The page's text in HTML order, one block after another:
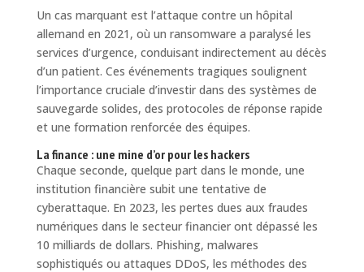
Un cas marquant est l’attaque contre un hôpital
allemand en 2021, où un ransomware a paralysé les
services d’urgence, conduisant indirectement au décès
d’un patient. Ces événements tragiques soulignent
l’importance cruciale d’investir dans des systèmes de
sauvegarde solides, des protocoles de réponse rapide
et une formation renforcée des équipes.
La finance : une mine d’or pour les hackers
Chaque seconde, quelque part dans le monde, une
institution financière subit une tentative de
cyberattaque. En 2023, les pertes dues aux fraudes
numériques dans le secteur financier ont dépassé les
10 milliards de dollars. Phishing, malwares
sophistiqués ou attaques DDoS, les méthodes des